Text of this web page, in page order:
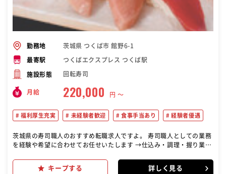
勤務地 茨城県 つくば市 館野6-1
最寄駅 つくばエクスプレス つくば駅
施設形態 回転寿司
月給 220,000 円 〜
福利厚生充実 未経験者歓迎 食事手当あり 経験者優遇
茨城県の寿司職人のおすすめ転職求人ですよ。 寿司職人としての業務
を経験や希望に合わせてお任せいたします →仕込み・調理・握り業務
キープする 詳しく見る